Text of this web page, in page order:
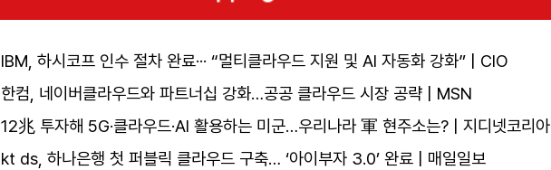
IBM, 하시코프 인수 절차 완료··· “멀티클라우드 지원 및 AI 자동화 강화” | CIO
한컴, 네이버클라우드와 파트너십 강화…공공 클라우드 시장 공략 | MSN
12兆 투자해 5G·클라우드·AI 활용하는 미군…우리나라 軍 현주소는? | 지디넷코리아
kt ds, 하나은행 첫 퍼블릭 클라우드 구축… ‘아이부자 3.0’ 완료 | 매일일보